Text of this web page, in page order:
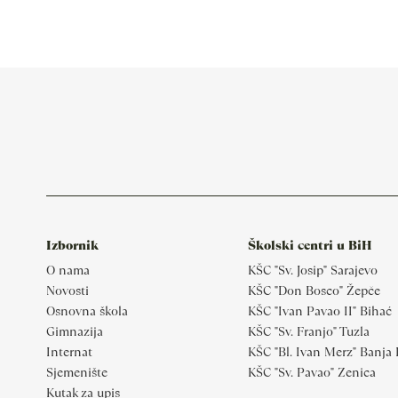
Izbornik
O nama
Novosti
Osnovna škola
Gimnazija
Internat
Sjemenište
Kutak za upis
Školski centri u BiH
KŠC "Sv. Josip" Sarajevo
KŠC "Don Bosco" Žepče
KŠC "Ivan Pavao II" Bihać
KŠC "Sv. Franjo" Tuzla
KŠC "Bl. Ivan Merz" Banja
KŠC "Sv. Pavao" Zenica